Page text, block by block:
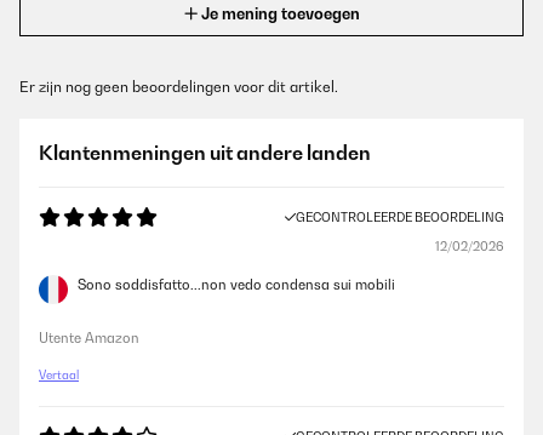
Je mening toevoegen
Er zijn nog geen beoordelingen voor dit artikel.
Klantenmeningen uit andere landen
GECONTROLEERDE BEOORDELING
12/02/2026
Sono soddisfatto...non vedo condensa sui mobili
Utente Amazon
Vertaal